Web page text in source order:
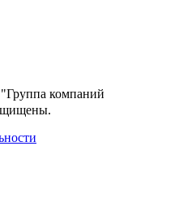
компаний